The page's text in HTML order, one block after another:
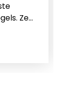
Ze